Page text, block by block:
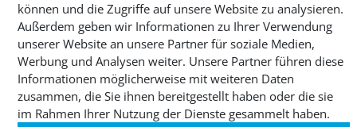
können und die Zugriffe auf unsere Website zu analysieren.
Außerdem geben wir Informationen zu Ihrer Verwendung
unserer Website an unsere Partner für soziale Medien,
Werbung und Analysen weiter. Unsere Partner führen diese
Informationen möglicherweise mit weiteren Daten
zusammen, die Sie ihnen bereitgestellt haben oder die sie
im Rahmen Ihrer Nutzung der Dienste gesammelt haben.
© 2026 Sutco RecyclingTechnik GmbH
Impressum Datenschutz AGB Cookies